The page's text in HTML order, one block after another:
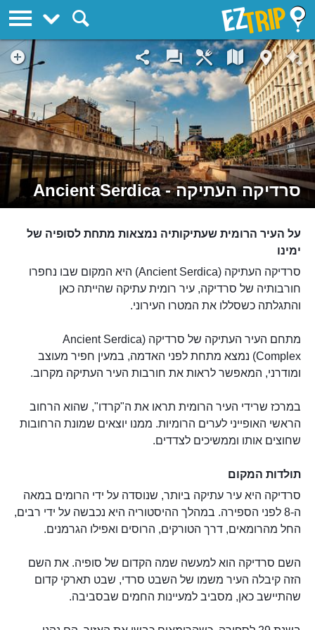
סרדיקה העתיקה - Ancient Serdica
על העיר הרומית שעתיקותיה נמצאות מתחת לסופיה של
ימינו
סרדיקה העתיקה (Ancient Serdica) היא המקום שבו נחפרו
חורבותיה של סרדיקה, עיר רומית עתיקה שהייתה כאן
והתגלתה כשסללו את המטרו העירוני.
מתחם העיר העתיקה של סרדיקה (Ancient Serdica
Complex) נמצא מתחת לפני האדמה, במעין חפיר מעוצב
ומודרני, המאפשר לראות את חורבות העיר העתיקה מקרוב.
במרכז שרידי העיר הרומית תראו את ה"קרדו", שהוא הרחוב
הראשי האופייני לערים הרומיות. ממנו יוצאים שמונת הרחובות
שחוצים אותו וממשיכים לצדדים.
תולדות המקום
סרדיקה היא עיר עתיקה ביותר, שנוסדה על ידי הרומים במאה
ה-8 לפני הספירה. במהלך ההיסטוריה היא נכבשה על ידי רבים,
החל מהרומאים, דרך הטורקים, הרוסים ואפילו הגרמנים.
השם סרדיקה הוא למעשה שמה הקדום של סופיה. את השם
הזה קיבלה העיר משמו של השבט סרדי, שבט תארקי קדום
שהתיישב כאן, מסביב למעיינות החמים שבסביבה.
EZTrip